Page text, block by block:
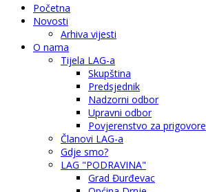
Početna
Novosti
Arhiva vijesti
O nama
Tijela LAG-a
Skupština
Predsjednik
Nadzorni odbor
Upravni odbor
Povjerenstvo za prigovore
Članovi LAG-a
Gdje smo?
LAG "PODRAVINA"
Grad Đurđevac